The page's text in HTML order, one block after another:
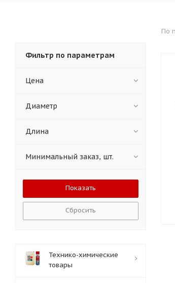
По
Фильтр по параметрам
Цена
Диаметр
Длина
Минимальный заказ, шт.
Сбросить
Технико-химические
товары